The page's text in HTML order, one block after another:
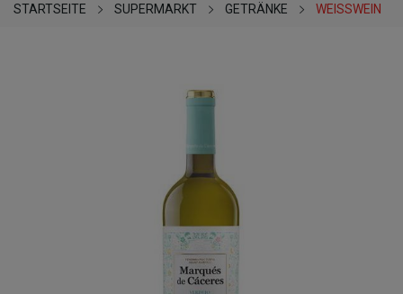
STARTSEITE SUPERMARKT GETRÄNKE WEISSWEIN